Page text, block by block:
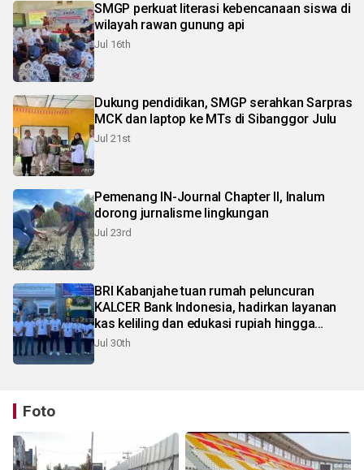
SMGP perkuat literasi kebencanaan siswa di
wilayah rawan gunung api
Jul 16th
Dukung pendidikan, SMGP serahkan Sarpras
MCK dan laptop ke MTs di Sibanggor Julu
Jul 21st
Pemenang IN-Journal Chapter II, Inalum
dorong jurnalisme lingkungan
Jul 23rd
BRI Kabanjahe tuan rumah peluncuran
KALCER Bank Indonesia, hadirkan layanan
kas keliling dan edukasi rupiah hingga
pelosok Karo
Jul 30th
Foto